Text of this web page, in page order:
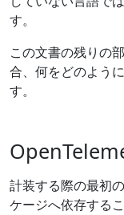
す。
この文書の残りの
合、何をどのよう
す。
計装する際の最初
ケージへ依存するこ